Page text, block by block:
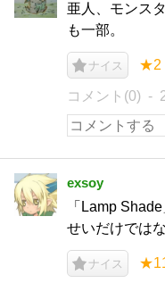
亜人、モンス
も一部。
ナイス ★2
コメント(0)
exsoy
「Lamp
せいだけでは
ナイス